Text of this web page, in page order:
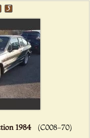
1984 (C008-70)